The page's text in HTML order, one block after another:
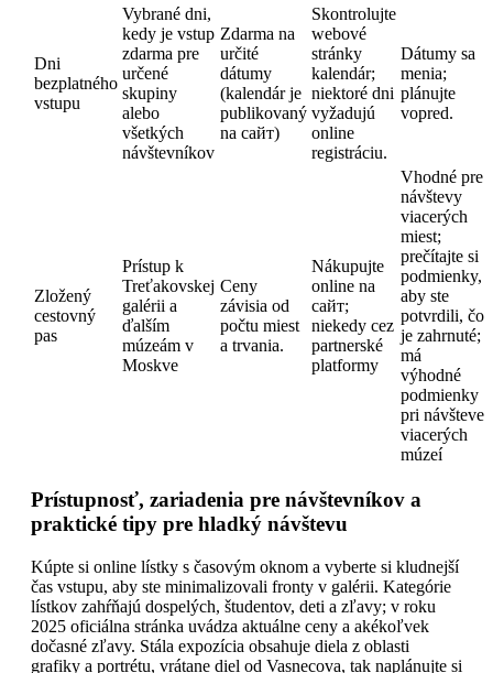
Dni
bezplatného
vstupu
Vybrané dni,
kedy je vstup
zdarma pre
určené
skupiny
alebo
všetkých
návštevníkov
Zdarma na
určité
dátumy
(kalendár je
publikovaný
na сайт)
Skontrolujte
webové
stránky
kalendár;
niektoré dni
vyžadujú
online
registráciu.
Dátumy sa
menia;
plánujte
vopred.
Zložený
cestovný
pas
Prístup k
Treťakovskej
galérii a
ďalším
múzeám v
Moskve
Ceny
závisia od
počtu miest
a trvania.
Nákupujte
online na
сайт;
niekedy cez
partnerské
platformy
Vhodné pre
návštevy
viacerých
miest;
prečítajte si
podmienky,
aby ste
potvrdili, čo
je zahrnuté;
má
výhodné
podmienky
pri návšteve
viacerých
múzeí
Prístupnosť, zariadenia pre návštevníkov a
praktické tipy pre hladký návštevu
Kúpte si online lístky s časovým oknom a vyberte si kludnejší
čas vstupu, aby ste minimalizovali fronty v galérii. Kategórie
lístkov zahŕňajú dospelých, študentov, deti a zľavy; v roku
2025 oficiálna stránka uvádza aktuálne ceny a akékoľvek
dočasné zľavy. Stála expozícia obsahuje diela z oblasti
grafiky a portrétu, vrátane diel od Vasnecova, tak naplánujte si